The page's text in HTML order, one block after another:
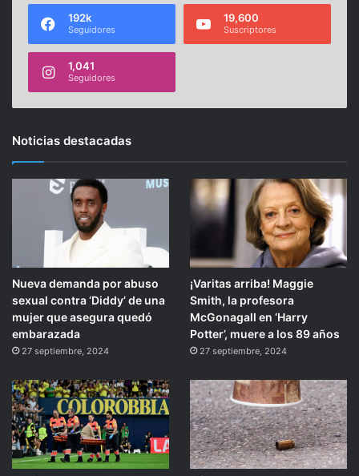
192k
Seguidores
19,600
Suscriptores
1,041
Seguidores
Noticias destacadas
Nueva demanda por abuso
sexual contra ‘Diddy’ de una
mujer que asegura quedó
embarazada
27 septiembre, 2024
¡Varitas arriba! Maggie
Smith, la profesora
McGonagall en ‘Harry
Potter’, muere a los 89 años
27 septiembre, 2024